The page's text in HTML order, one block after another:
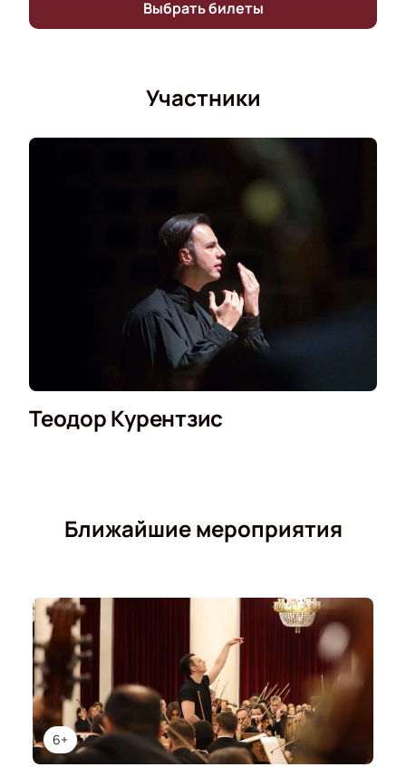
Выбрать билеты
Участники
Теодор Курентзис
Ближайшие мероприятия
6+